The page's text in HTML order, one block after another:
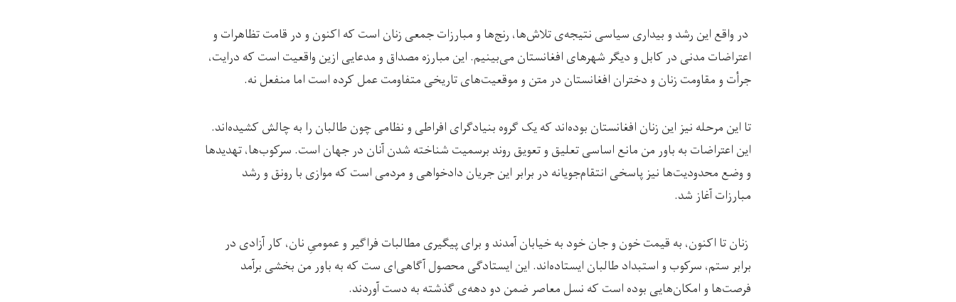
در واقع این رشد و بیداری سیاسی نتیجه‌ی تلاش‌ها، رنج‌ها و مبارزات جمعی زنان است که اکنون و در قامت تظاهرات و
اعتراضات مدنی در کابل و دیگر شهرهای افغانستان می‌بینیم. این مبارزه مصداق و مدعایی ازین واقعیت است که درایت،
جرأت و مقاومت زنان و دختران افغانستان در متن و موقعیت‌های تاریخی متفاومت عمل کرده است اما منفعل نه.
تا این مرحله نیز این زنان افغانستان بوده‌اند که یک گروه بنیادگرای افراطی و نظامی چون طالبان را به چالش کشیده‌اند.
این اعتراضات به باور من مانع اساسی تعلیق و تعویق روند برسمیت شناخته شدن آنان در جهان است. سرکوب‌ها، تهدیدها
و وضع محدودیت‌ها نیز پاسخی انتقام‌جویانه در برابر این جریان دادخواهی و مردمی است که موازی با رونق و رشد
مبارزات آغاز شد.
زنان تا اکنون، به قیمت خون و جان خود به خیابان آمدند و برای پیگیری مطالبات فراگیر و عمومیِ نان، کار آزادی در
برابر ستم، سرکوب و استبداد طالبان ایستاده‌اند. این ایستادگی محصول آگاهی‌ای ست که به باور من بخشی برآمد
فرصت‌ها و امکان‌هایی بوده است که نسل معاصر ضمن دو دهه‌ی گذشته به دست آوردند.